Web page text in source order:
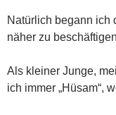
Natürlich begann ich
näher zu
Als kleiner Junge,
ich immer „Hüsam“,